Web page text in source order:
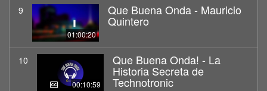
9
01:00:20
Que Buena Onda - Mauricio
Quintero
10
00:10:59
Que Buena Onda! - La
Historia Secreta de
Technotronic